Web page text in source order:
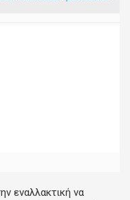
εναλλακτική να